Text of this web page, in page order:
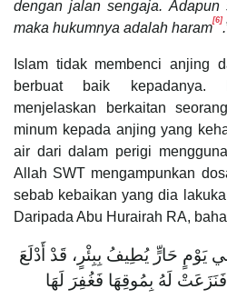
dengan jalan sengaja. Adapun
maka hukumnya adalah haram[6].
Islam tidak membenci anjing
berbuat baik kepadanya.
menjelaskan berkaitan
minum kepada anjing yang
air dari dalam perigi
Allah SWT mengampunkan
sebab kebaikan yang dia
Daripada Abu Hurairah RA,
يَوْمٍ حَارٍّ يُطِيفُ بِبِئْرٍ، قَدْ أَدْلَعَ
لَهُ بِمُوقِهَا فَغُفِرَ لَهَا